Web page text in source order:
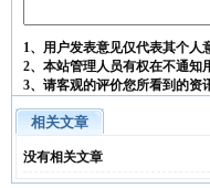
1、用户发表意见仅代表其个人
2、本站管理人员有权在不通知
3、请客观的评价您所看到的资
相关文章
没有相关文章